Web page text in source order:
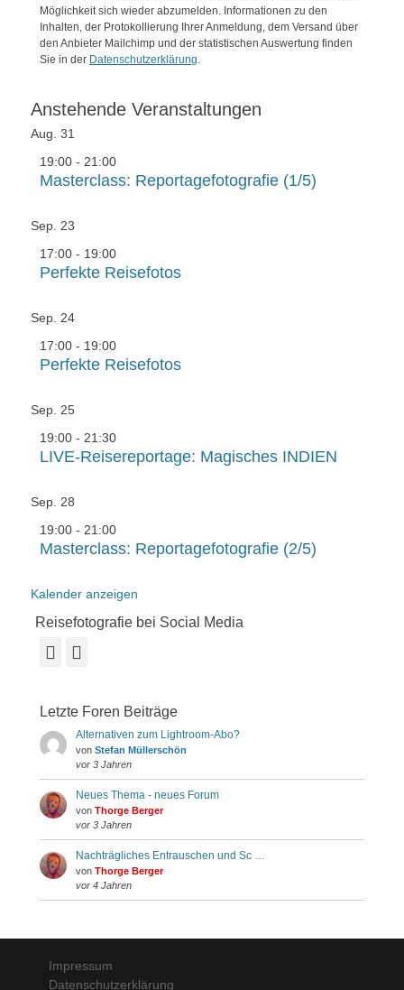
Möglichkeit sich wieder abzumelden. Informationen zu den
Inhalten, der Protokollierung Ihrer Anmeldung, dem Versand über
den Anbieter Mailchimp und der statistischen Auswertung finden
Sie in der Datenschutzerklärung.
Anstehende Veranstaltungen
Aug. 31
19:00 - 21:00
Masterclass: Reportagefotografie (1/5)
Sep. 23
17:00 - 19:00
Perfekte Reisefotos
Sep. 24
17:00 - 19:00
Perfekte Reisefotos
Sep. 25
19:00 - 21:30
LIVE-Reisereportage: Magisches INDIEN
Sep. 28
19:00 - 21:00
Masterclass: Reportagefotografie (2/5)
Kalender anzeigen
Reisefotografie bei Social Media
Facebook
Letzte Foren Beiträge
Alternativen zum Lightroom-Abo?
von Stefan Müllerschön
vor 3 Jahren
Neues Thema - neues Forum
von Thorge Berger
vor 3 Jahren
Nachträgliches Entrauschen und Sc …
von Thorge Berger
vor 4 Jahren
Impressum
Datenschutzerklärung